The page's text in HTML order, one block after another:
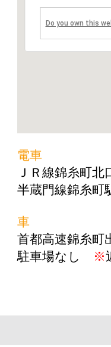
Do you own this
電車
ＪＲ線錦糸町
半蔵門線錦糸町
車
首都高速錦糸町
駐車場なし
※